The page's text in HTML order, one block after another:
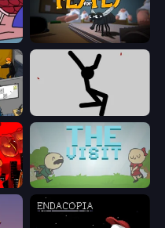
Fly for Fly
The Visit